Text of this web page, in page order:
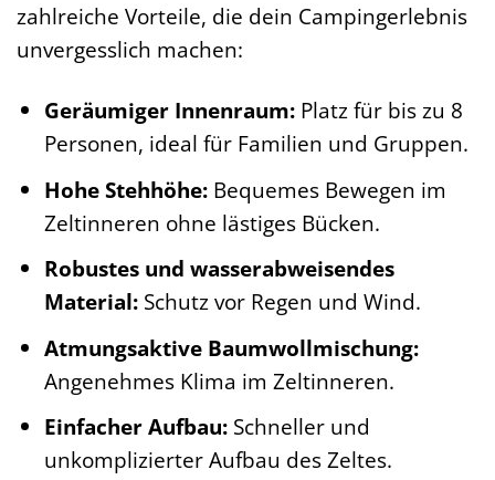
zahlreiche Vorteile, die dein Campingerlebnis
unvergesslich machen:
Geräumiger Innenraum:Platz für bis zu 8
Personen, ideal für Familien und Gruppen.
Hohe Stehhöhe:Bequemes Bewegen im
Zeltinneren ohne lästiges Bücken.
Robustes und wasserabweisendes
Material:Schutz vor Regen und Wind.
Atmungsaktive Baumwollmischung:
Angenehmes Klima im Zeltinneren.
Einfacher Aufbau:Schneller und
unkomplizierter Aufbau des Zeltes.